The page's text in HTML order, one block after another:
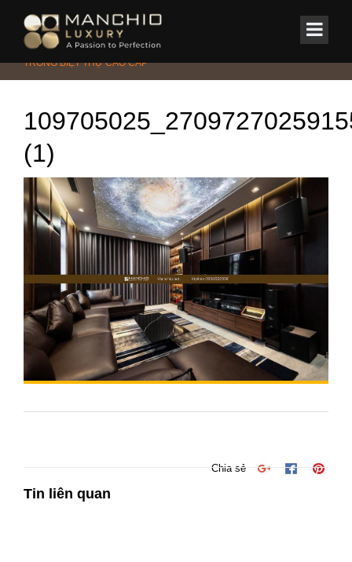
Home/Tin Tức & Sự Kiện/KỶ NGUYÊN NỘI THẤT GỖ ÓC CHÓ
TRONG BIỆT THỰ CAO CẤP
(1)
Chia sẻ
Tin liên quan